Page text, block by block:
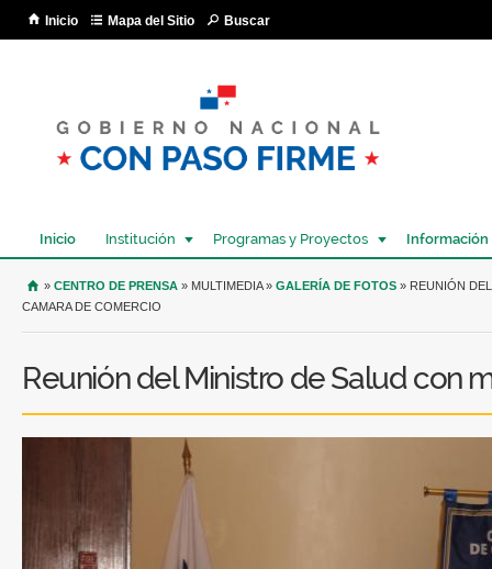
Inicio Mapa del Sitio Buscar
Inicio Institución Programas y Proyectos Información
USTED SE ENCUENTRA AQUÍ
» CENTRO DE PRENSA » MULTIMEDIA » GALERÍA DE FOTOS » REUNIÓN
CAMARA DE COMERCIO
Reunión del Ministro de Salud con